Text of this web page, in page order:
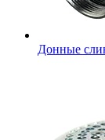
Донные